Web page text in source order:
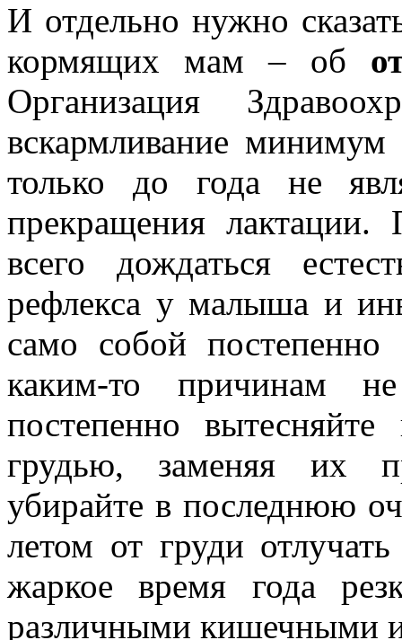
И отдельно нужно
кормящих мам – об
Организация
вскармливание
только до года не
прекращения
всего дождаться
рефлекса у малыша и
само собой
каким-то причинам
постепенно
грудью, заменяя их
убирайте в последнюю
летом от груди
жаркое время года
различными кишечными